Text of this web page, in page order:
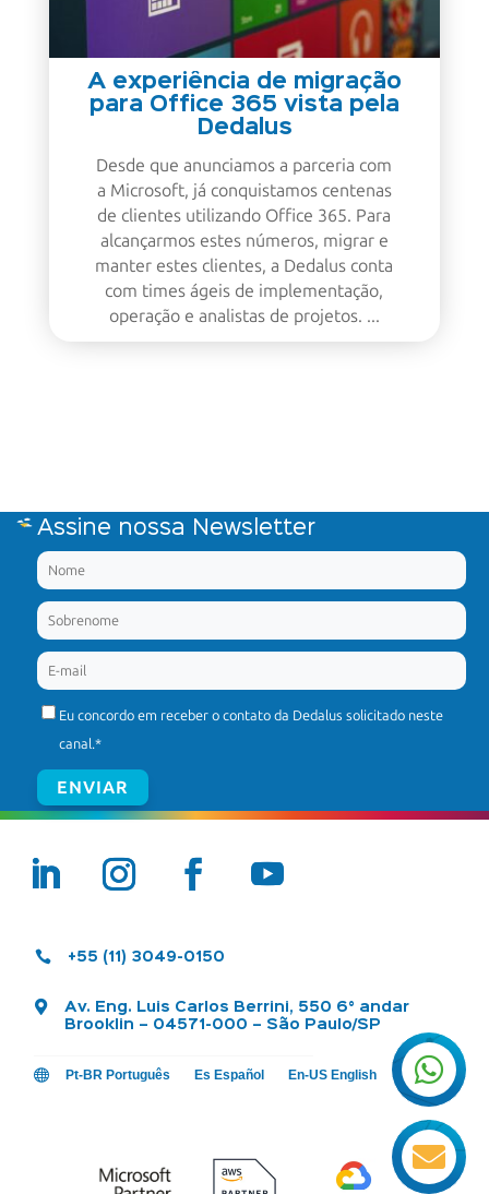
A experiência de migração
para Office 365 vista pela
Dedalus
Desde que anunciamos a parceria com
a Microsoft, já conquistamos centenas
de clientes utilizando Office 365. Para
alcançarmos estes números, migrar e
manter estes clientes, a Dedalus conta
com times ágeis de implementação,
operação e analistas de projetos. ...
Assine nossa Newsletter
Eu concordo em receber o contato da Dedalus solicitado neste
canal.*


 +55 (11) 3049-0150

Av. Eng. Luis Carlos Berrini, 550 6° andar
Brooklin – 04571-000 – São Paulo/SP
 Pt-BR Português Es Español En-US English